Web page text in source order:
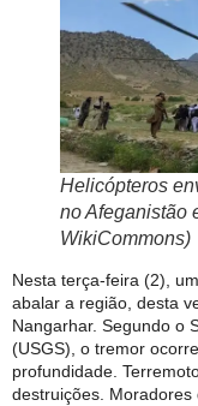
Helicópteros
no Afeganistão
WikiCommons)
Nesta terça-feira (2),
abalar a região, desta
Nangarhar. Segundo o
(USGS), o tremor
profundidade.
destruições.